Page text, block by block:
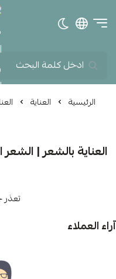
تبديل الوضع
الرئيسية العناية
العناية بالشعر | الشعر
آراء العملاء